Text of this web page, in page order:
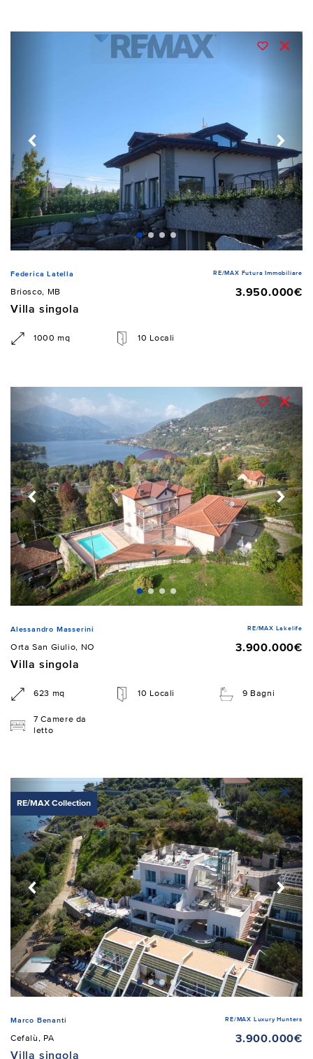
Federica Latella RE/MAX Futura Immobiliare
Briosco, MB
3.950.000€
Villa singola
1000 mq 10 Locali
Alessandro Masserini RE/MAX Lakelife
Orta San Giulio, NO
3.900.000€
Villa singola
623 mq 10 Locali 9 Bagni
7 Camere da
letto
RE/MAX Collection
Marco Benanti RE/MAX Luxury Hunters
Cefalù, PA
3.900.000€
Villa singola